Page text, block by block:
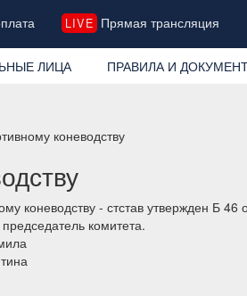
LIVE Прямая трансляция
ЛИЦА ПРАВИЛА И
коневодству
коневодству - стстав утвержден Б 46
комитета.